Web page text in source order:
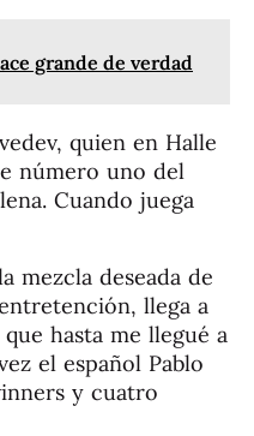
grande de verdad
quien en Halle
número uno del
Cuando juega
mezcla deseada de
llega a
hasta me llegué a
el español Pablo
y cuatro